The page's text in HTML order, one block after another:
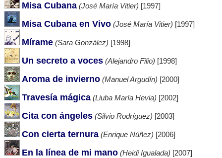
Misa Cubana (José María Vitier) [1997]
Misa Cubana en Vivo (José María Vitier) [1997]
Mírame (Sara González) [1998]
Un secreto a voces (Alejandro Filio) [1998]
Aroma de invierno (Manuel Argudín) [2000]
Travesía mágica (Liuba María Hevia) [2002]
Cita con ángeles (Silvio Rodríguez) [2003]
Con cierta ternura (Enrique Núñez) [2006]
En la línea de mi mano (Heidi Igualada) [2007]